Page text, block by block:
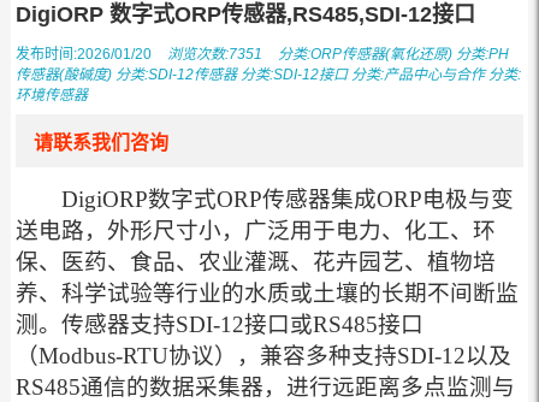
DigiORP 数字式ORP传感器,RS485,SDI-12接口
发布时间:2026/01/20 浏览次数:7351 分类:ORP传感器(氧化还原) 分类:PH
传感器(酸碱度) 分类:SDI-12传感器分类:SDI-12接口分类:产品中心与合作分类:
环境传感器
请联系我们咨询
DigiORP数字式ORP传感器集成ORP电极与变
送电路，外形尺寸小，广泛用于电力、化工、环
保、医药、食品、农业灌溉、花卉园艺、植物培
养、科学试验等行业的水质或土壤的长期不间断监
测。传感器支持SDI-12接口或RS485接口
（Modbus-RTU协议），兼容多种支持SDI-12以及
RS485通信的数据采集器，进行远距离多点监测与